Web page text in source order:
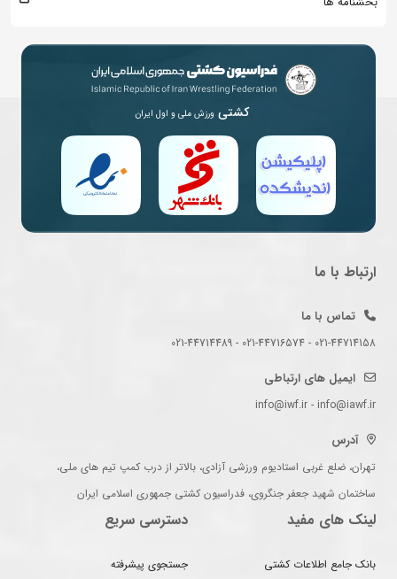
کشتی ورزش ملی و اول ایران
ارتباط با ما
تماس با ما
021-44714158 - 021-44716574 - 021-44714489
ایمیل های ارتباطی
info@iwf.ir - info@iawf.ir
آدرس
تهران، ضلع غربی استادیوم ورزشی آزادی، بالاتر از درب کمپ تیم های ملی،
ساختمان شهید جعفر جنگروی، فدراسیون کشتی جمهوری اسلامی ایران
لینک های مفید
بانک جامع اطلاعات کشتی
دسترسی سریع
جستجوی پیشرفته